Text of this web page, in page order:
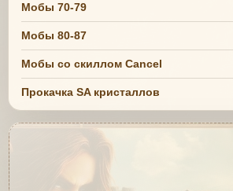
Мобы 70-79
Мобы 80-87
Мобы со скиллом Cancel
Прокачка SA кристаллов